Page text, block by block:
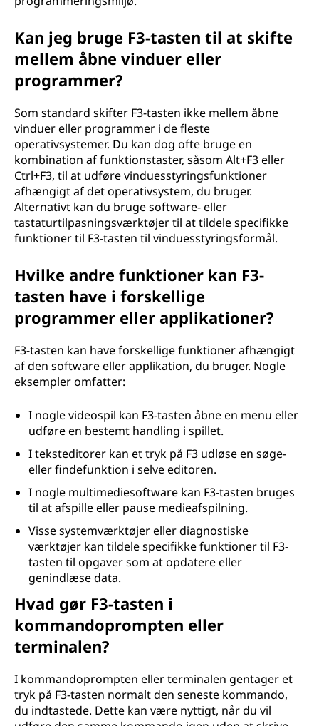
Kan jeg bruge F3-tasten til at skifte
mellem åbne vinduer eller
programmer?
Som standard skifter F3-tasten ikke mellem åbne
vinduer eller programmer i de fleste
operativsystemer. Du kan dog ofte bruge en
kombination af funktionstaster, såsom Alt+F3 eller
Ctrl+F3, til at udføre vinduesstyringsfunktioner
afhængigt af det operativsystem, du bruger.
Alternativt kan du bruge software- eller
tastaturtilpasningsværktøjer til at tildele specifikke
funktioner til F3-tasten til vinduesstyringsformål.
Hvilke andre funktioner kan F3-
tasten have i forskellige
programmer eller applikationer?
F3-tasten kan have forskellige funktioner afhængigt
af den software eller applikation, du bruger. Nogle
eksempler omfatter:
I nogle videospil kan F3-tasten åbne en menu eller
udføre en bestemt handling i spillet.
I teksteditorer kan et tryk på F3 udløse en søge-
eller findefunktion i selve editoren.
I nogle multimediesoftware kan F3-tasten bruges
til at afspille eller pause medieafspilning.
Visse systemværktøjer eller diagnostiske
værktøjer kan tildele specifikke funktioner til F3-
tasten til opgaver som at opdatere eller
genindlæse data.
Hvad gør F3-tasten i
kommandoprompten eller
terminalen?
I kommandoprompten eller terminalen gentager et
tryk på F3-tasten normalt den seneste kommando,
du indtastede. Dette kan være nyttigt, når du vil